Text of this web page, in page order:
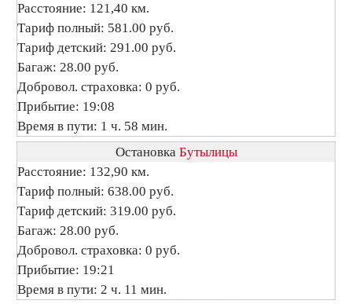
Расстояние: 121,40 км.
Тариф полный: 581.00 руб.
Тариф детский: 291.00 руб.
Багаж: 28.00 руб.
Добровол. страховка: 0 руб.
Прибытие: 19:08
Время в пути: 1 ч. 58 мин.
Остановка Бутылицы
Расстояние: 132,90 км.
Тариф полный: 638.00 руб.
Тариф детский: 319.00 руб.
Багаж: 28.00 руб.
Добровол. страховка: 0 руб.
Прибытие: 19:21
Время в пути: 2 ч. 11 мин.